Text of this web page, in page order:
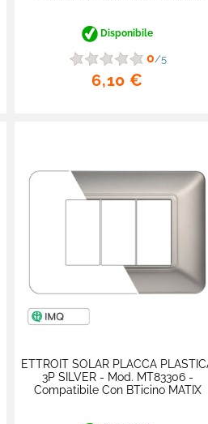
Disponibile
0/5
6,10 €
ETTROIT SOLAR PLACCA
3P SILVER - Mod. MT83306 -
Compatibile Con BTicino MATIX